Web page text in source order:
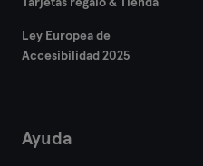
Tarjetas regalo & Tienda
Ley Europea de
Accesibilidad 2025
Ayuda